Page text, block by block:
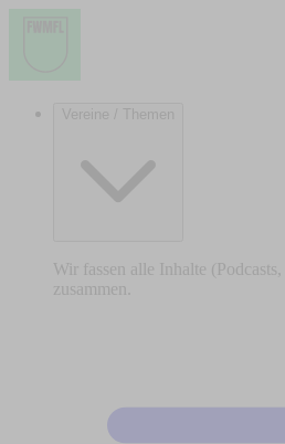
Vereine / Themen
Wir fassen alle Inhalte
zusammen.